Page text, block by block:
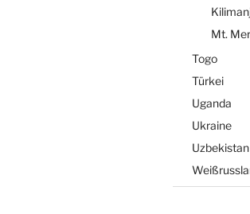
Mt.
Togo
Türkei
Uganda
Ukraine
Uzbekistan